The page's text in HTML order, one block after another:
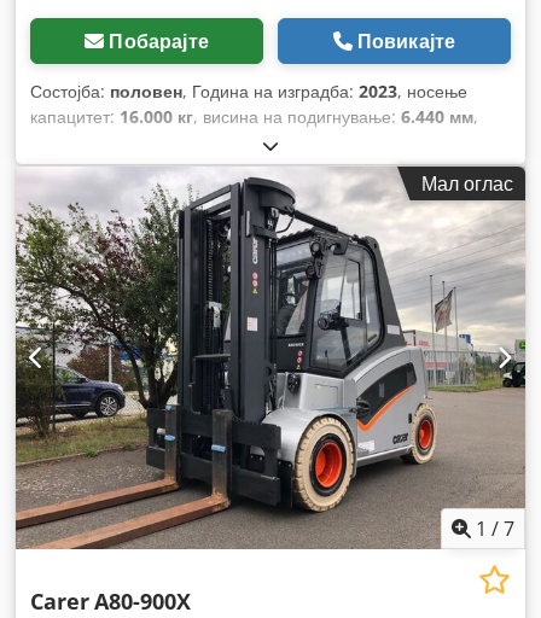
Побарајте Повикајте
Состојба: половен, Година на изградба: 2023, носење
капацитет: 16.000 кг, висина на подигнување: 6.440 мм,
2.400 мм
мм,
Мал оглас
1 /7
CarerA80-900X